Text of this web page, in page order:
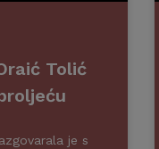
Tolić
je s